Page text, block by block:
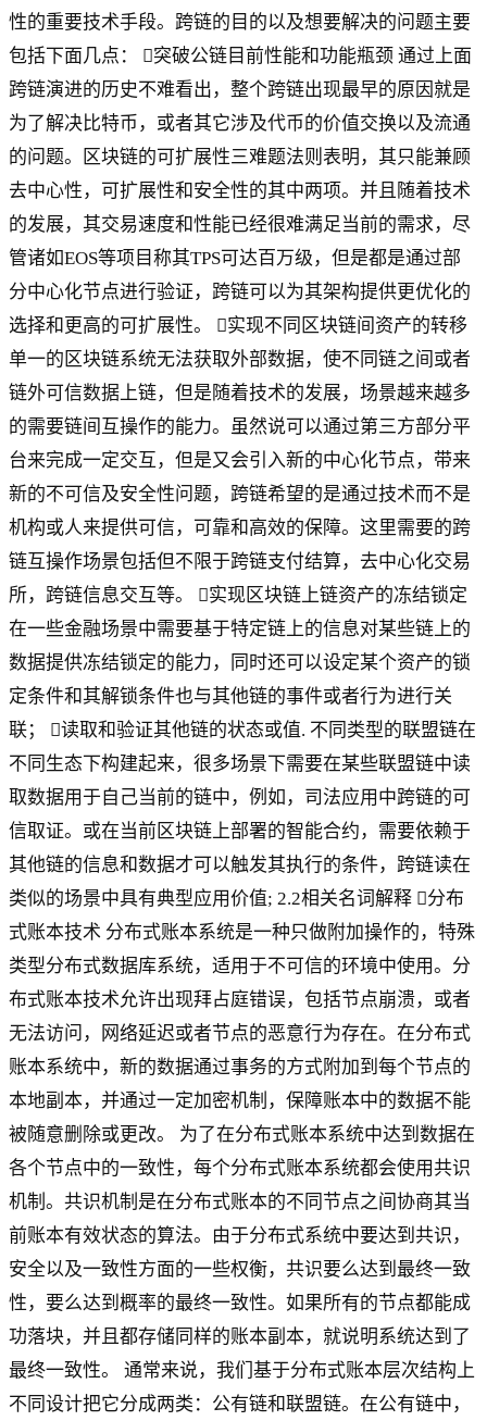
性的重要技术手段。跨链的目的以及想要解决的问题主要
包括下面几点： 突破公链目前性能和功能瓶颈 通过上面
跨链演进的历史不难看出，整个跨链出现最早的原因就是
为了解决比特币，或者其它涉及代币的价值交换以及流通
的问题。区块链的可扩展性三难题法则表明，其只能兼顾
去中心性，可扩展性和安全性的其中两项。并且随着技术
的发展，其交易速度和性能已经很难满足当前的需求，尽
管诸如EOS等项目称其TPS可达百万级，但是都是通过部
分中心化节点进行验证，跨链可以为其架构提供更优化的
选择和更高的可扩展性。 实现不同区块链间资产的转移
单一的区块链系统无法获取外部数据，使不同链之间或者
链外可信数据上链，但是随着技术的发展，场景越来越多
的需要链间互操作的能力。虽然说可以通过第三方部分平
台来完成一定交互，但是又会引入新的中心化节点，带来
新的不可信及安全性问题，跨链希望的是通过技术而不是
机构或人来提供可信，可靠和高效的保障。这里需要的跨
链互操作场景包括但不限于跨链支付结算，去中心化交易
所，跨链信息交互等。 实现区块链上链资产的冻结锁定
在一些金融场景中需要基于特定链上的信息对某些链上的
数据提供冻结锁定的能力，同时还可以设定某个资产的锁
定条件和其解锁条件也与其他链的事件或者行为进行关
联； 读取和验证其他链的状态或值. 不同类型的联盟链在
不同生态下构建起来，很多场景下需要在某些联盟链中读
取数据用于自己当前的链中，例如，司法应用中跨链的可
信取证。或在当前区块链上部署的智能合约，需要依赖于
其他链的信息和数据才可以触发其执行的条件，跨链读在
类似的场景中具有典型应用价值; 2.2相关名词解释 分布
式账本技术 分布式账本系统是一种只做附加操作的，特殊
类型分布式数据库系统，适用于不可信的环境中使用。分
布式账本技术允许出现拜占庭错误，包括节点崩溃，或者
无法访问，网络延迟或者节点的恶意行为存在。在分布式
账本系统中，新的数据通过事务的方式附加到每个节点的
本地副本，并通过一定加密机制，保障账本中的数据不能
被随意删除或更改。 为了在分布式账本系统中达到数据在
各个节点中的一致性，每个分布式账本系统都会使用共识
机制。共识机制是在分布式账本的不同节点之间协商其当
前账本有效状态的算法。由于分布式系统中要达到共识，
安全以及一致性方面的一些权衡，共识要么达到最终一致
性，要么达到概率的最终一致性。如果所有的节点都能成
功落块，并且都存储同样的账本副本，就说明系统达到了
最终一致性。 通常来说，我们基于分布式账本层次结构上
不同设计把它分成两类：公有链和联盟链。在公有链中，